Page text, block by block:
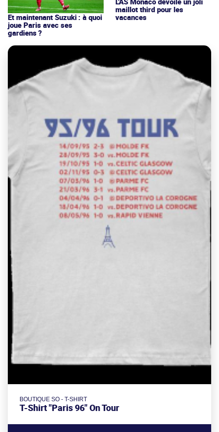
Et maintenant Suzuki : à quoi
joue Paris avec ses
gardiens ?
maillot third pour les
vacances
BOUTIQUE SO - T-SHIRT
T-Shirt "Paris 96" On Tour